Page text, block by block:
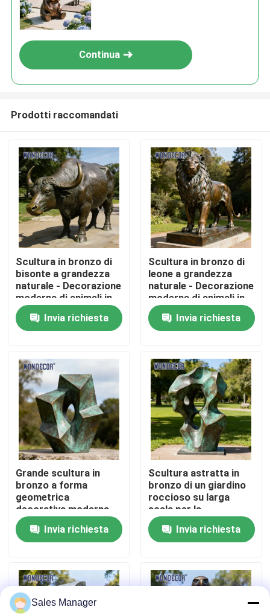
Casa
Prodotti
Fatory Tour
Controllo di qualità
Contattaci
Richiedere un preventivo
Scultura forgiata del metallo
Le statue bronzee scolpiscono
Scultura bronzea su ordinazione
Continua
Prodotti raccomandati
Scultura in bronzo di
bisonte a grandezza
naturale - Decorazione
moderna di animali in
metallo per parchi
all&#39;aperto
Invia richiesta
Scultura in bronzo di
leone a grandezza
naturale - Decorazione
moderna di animali in
metallo per piazze
all&#39;aperto
Invia richiesta
Grande scultura in
bronzo a forma
geometrica
decorativa moderna
per esterni in metallo
per quadratiInvia richiesta
Scultura astratta in
bronzo di un giardino
roccioso su larga
scala per la
decorazione del
giardinoInvia richiesta
Sales Manager